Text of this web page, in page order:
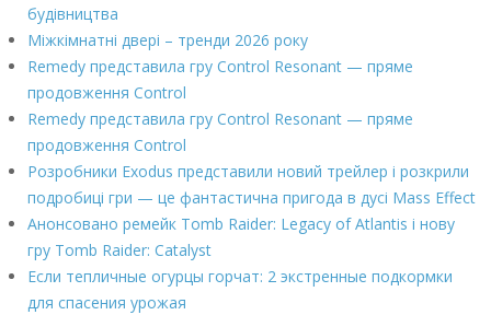
будівництва
Міжкімнатні двері – тренди 2026 року
Remedy представила гру Control Resonant — пряме
продовження Control
Remedy представила гру Control Resonant — пряме
продовження Control
Розробники Exodus представили новий трейлер і розкрили
подробиці гри — це фантастична пригода в дусі Mass Effect
Анонсовано ремейк Tomb Raider: Legacy of Atlantis і нову
гру Tomb Raider: Catalyst
Если тепличные огурцы горчат: 2 экстренные подкормки
для спасения урожая